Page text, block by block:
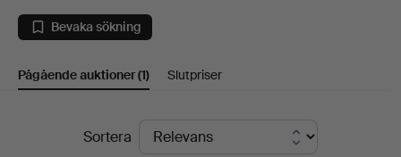
på
Hälsinglands
Bevaka sökning
Pågående auktioner(1) Slutpriser
PågåendeSortera